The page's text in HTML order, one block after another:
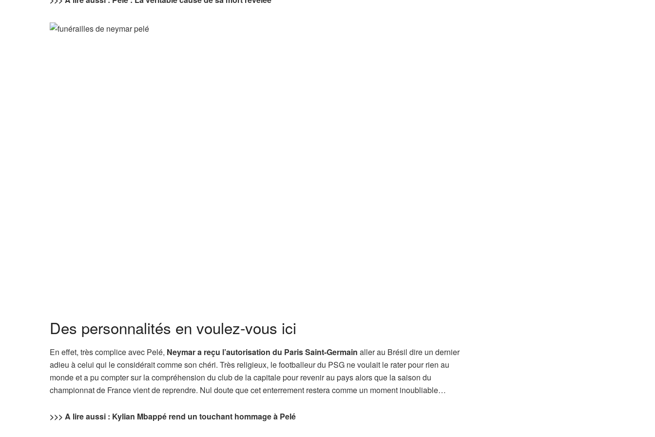
Des personnalités en voulez-vous ici
En effet, très complice avec Pelé, Neymar a reçu l’autorisation du Paris Saint-Germain aller au Brésil dire un dernier
adieu à celui qui le considérait comme son chéri. Très religieux, le footballeur du PSG ne voulait le rater pour rien au
monde et a pu compter sur la compréhension du club de la capitale pour revenir au pays alors que la saison du
championnat de France vient de reprendre. Nul doute que cet enterrement restera comme un moment inoubliable…
>>> A lire aussi : Kylian Mbappé rend un touchant hommage à Pelé